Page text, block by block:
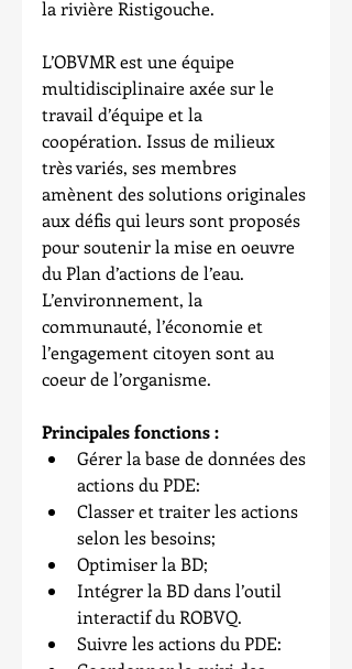
la rivière Ristigouche.
L’OBVMR est une équipe
multidisciplinaire axée sur le
travail d’équipe et la
coopération. Issus de milieux
très variés, ses membres
amènent des solutions originales
aux défis qui leurs sont proposés
pour soutenir la mise en oeuvre
du Plan d’actions de l’eau.
L’environnement, la
communauté, l’économie et
l’engagement citoyen sont au
coeur de l’organisme.
Principales fonctions :
Gérer la base de données des
actions du PDE:
Classer et traiter les actions
selon les besoins;
Optimiser la BD;
Intégrer la BD dans l’outil
interactif du ROBVQ.
Suivre les actions du PDE: